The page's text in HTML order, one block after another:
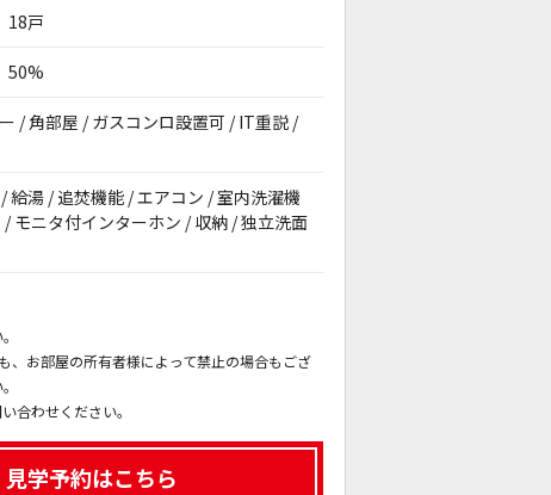
18戸
50%
/ 角部屋 / ガスコンロ設置可 / IT重説 /
給湯 / 追焚機能 / エアコン / 室内洗濯機
モニタ付インターホン / 収納 / 独立洗面
、お部屋の所有者様によって禁止の場合もござ
合わせください。
学予約はこちら